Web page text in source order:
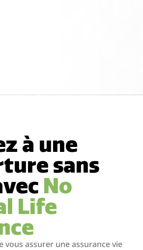
à une
sans
No
Life
vous assurer une assurance vie